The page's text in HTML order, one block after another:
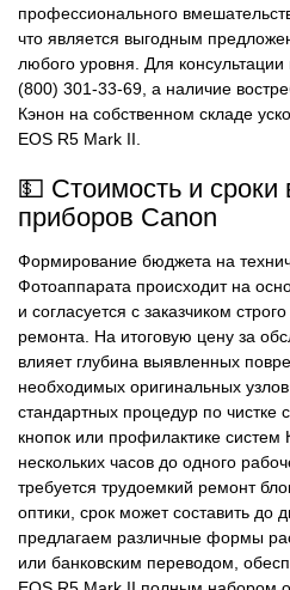
профессионального
что является выгодным
любого уровня. Для
(800) 301-33-69, а наличие
Кэнон на собственном складе
EOS R5 Mark II.
💵 Стоимость и сроки
приборов Canon
Формирование бюджета на
Фотоаппарата происходит на
и согласуется с заказчиком
ремонта. На итоговую цену за
влияет глубина выявленных
необходимых оригинальных
стандартных процедур по чистке
кнопок или профилактике систем
нескольких часов до одного
требуется трудоемкий ремонт
оптики, срок может составить до
предлагаем различные формы
или банковским переводом,